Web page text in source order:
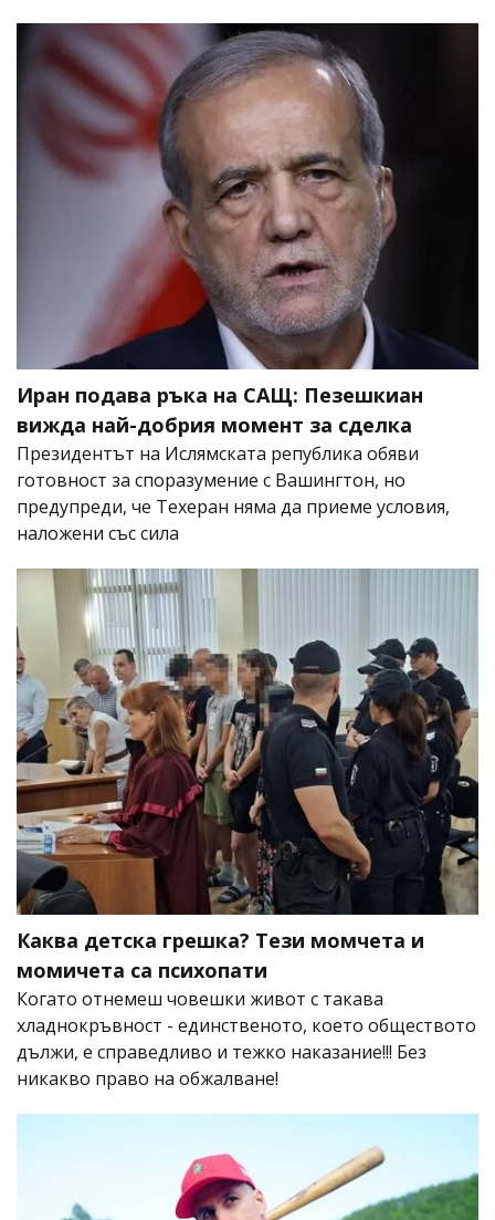
Иран подава ръка на САЩ: Пезешкиан
вижда най-добрия момент за сделка
Президентът на Ислямската република обяви
готовност за споразумение с Вашингтон, но
предупреди, че Техеран няма да приеме условия,
наложени със сила
Каква детска грешка? Тези момчета и
момичета са психопати
Когато отнемеш човешки живот с такава
хладнокръвност - единственото, което обществото
дължи, е справедливо и тежко наказание!!! Без
никакво право на обжалване!